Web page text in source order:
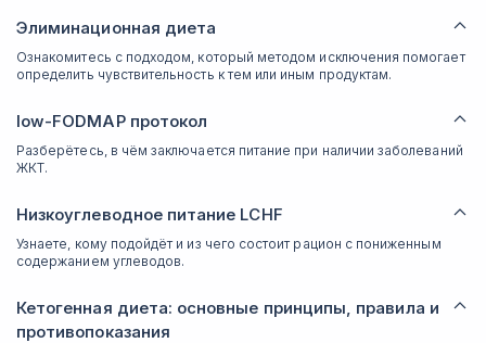
Элиминационная диета
Ознакомитесь с подходом, который методом исключения помогает
определить чувствительность к тем или иным продуктам.
low-FODMAP протокол
Разберётесь, в чём заключается питание при наличии заболеваний
ЖКТ.
Низкоуглеводное питание LCHF
Узнаете, кому подойдёт и из чего состоит рацион с пониженным
содержанием углеводов.
Кетогенная диета: основные принципы, правила и
противопоказания